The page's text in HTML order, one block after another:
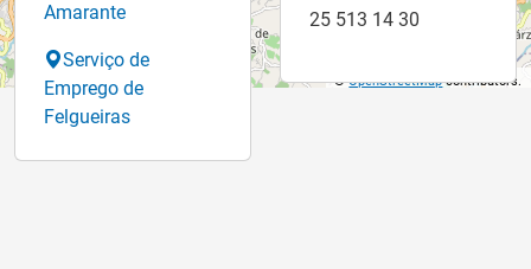
©OpenStreetMapcontributors.
Amarante
Serviço de
Emprego de
Felgueiras
25 513 14 30